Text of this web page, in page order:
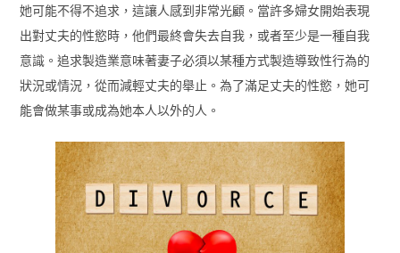
她可能不得不追求，這讓人感到非常光顧。當許多婦女開始表現
出對丈夫的性慾時，他們最終會失去自我，或者至少是一種自我
意識。追求製造業意味著妻子必須以某種方式製造導致性行為的
狀況或情況，從而減輕丈夫的舉止。為了滿足丈夫的性慾，她可
能會做某事或成為她本人以外的人。